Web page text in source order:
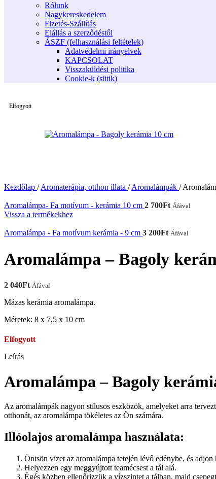
Rólunk
Nagykereskedelem
Fizetés-Szállítás
Elállás a szerződéstől
ÁSZF (felhasználási feltételek)
Adatvédelmi irányelvek
KAPCSOLAT
Visszaküldési politika
Cookie-k (sütik)
Elfogyott
Kezdőlap / Aromaterápia, otthon illata / Aromalámpák /
Aromalámpa- Fa motívum - kerámia 10 cm 2 700Ft Áfával
Vissza a termékekhez
Aromalámpa - Fa motívum kerámia - 9 cm 3 200Ft Áfával
Aromalámpa – Bagoly
2 040Ft Áfával
Mázas kerámia aromalámpa.
Méretek: 8 x 7,5 x 10 cm
Elfogyott
Leírás
Aromalámpa – Bagoly
Az aromalámpák nagyon stílusos eszközök, amelyeket arra
otthonát, az aromalámpa tökéletes az Ön számára.
Illóolajos aromalámpa használata:
Öntsön vizet az aromalámpa tetején lévő edénybe, és
Helyezzen egy meggyújtott teamécsest a tál alá.
Égés közben ellenőrizzük a vízszintet a tálban, majd